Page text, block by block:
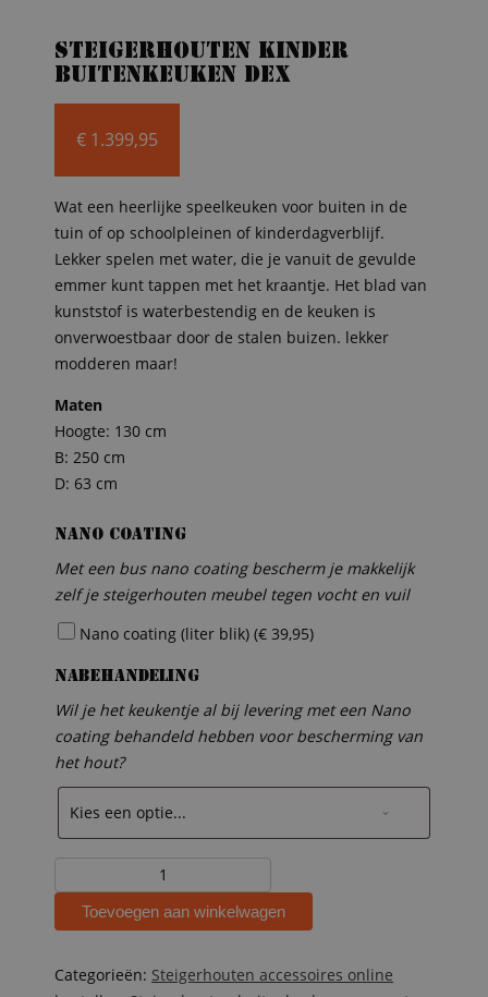
Steigerhouten kinder
buitenkeuken Dex
€ 1.399,95
Wat een heerlijke speelkeuken voor buiten in de
tuin of op schoolpleinen of kinderdagverblijf.
Lekker spelen met water, die je vanuit de gevulde
emmer kunt tappen met het kraantje. Het blad van
kunststof is waterbestendig en de keuken is
onverwoestbaar door de stalen buizen. lekker
modderen maar!
Maten
Hoogte: 130 cm
B: 250 cm
D: 63 cm
Nano coating
Met een bus nano coating bescherm je makkelijk
zelf je steigerhouten meubel tegen vocht en vuil
Nano coating (liter blik) (€ 39,95)
Nabehandeling
Wil je het keukentje al bij levering met een Nano
coating behandeld hebben voor bescherming van
het hout?
kinder
buitenkeuken
aantal
Toevoegen aan winkelwagen
Categorieën: Steigerhouten accessoires online